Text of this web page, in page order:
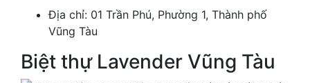
Địa chỉ: 01 Trần Phú, Phường 1, Thành phố
Vũng Tàu
Biệt thự Lavender Vũng Tàu